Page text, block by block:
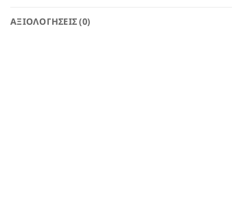
ΑΞΙΟΛΟΓΉΣΕΙΣ (0)